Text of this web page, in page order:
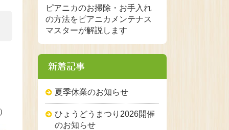
ピアニカのお掃除・お手入れ
の方法をピアニカメンテナス
マスターが解説します
新着記事
夏季休業のお知らせ
ひょうどうまつり2026開催
のお知らせ